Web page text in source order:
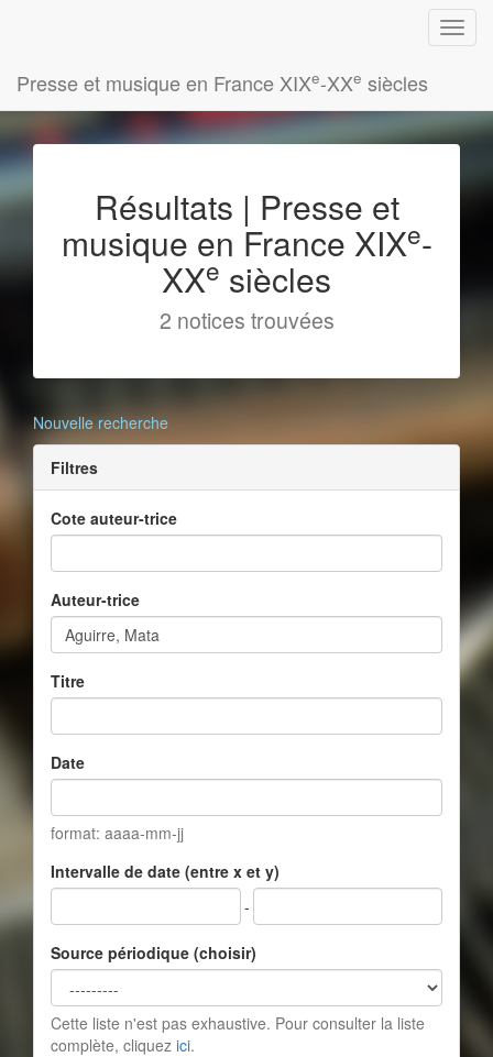
Presse et musique en France XIXe-XXe siècles
Résultats | Presse et
musique en France XIXe-
XXe siècles
2 notices trouvées
Nouvelle recherche
Filtres
Cote auteur-trice
Auteur-trice
Titre
Date
format: aaaa-mm-jj
Intervalle de date (entre x et y)
-
Source périodique (choisir)
Cette liste n'est pas exhaustive. Pour consulter la liste
complète, cliquez ici.